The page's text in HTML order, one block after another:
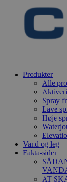
Produkter
Alle
Spray
Lave
Høje
Vand og leg
Fakta-sider
AT